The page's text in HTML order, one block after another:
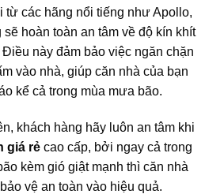
từ các hãng nổi tiếng như Apollo,
hoàn toàn an tâm về độ kín khít
này đảm bảo việc ngăn chặn
vào nhà, giúp căn nhà của bạn
kể cả trong mùa mưa bão.
khách hàng hãy luôn an tâm khi
giá rẻ cao cấp, bởi ngay cả trong
kèm gió giật mạnh thì căn nhà
vệ an toàn vào hiệu quả.